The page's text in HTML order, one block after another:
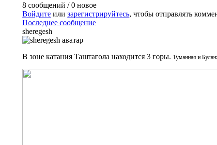
8 сообщений / 0 новое
Войдите или зарегистрируйтесь, чтобы отправлять
Последнее сообщение
sheregesh
В зоне катания Таштагола находится 3 горы. Туманная и